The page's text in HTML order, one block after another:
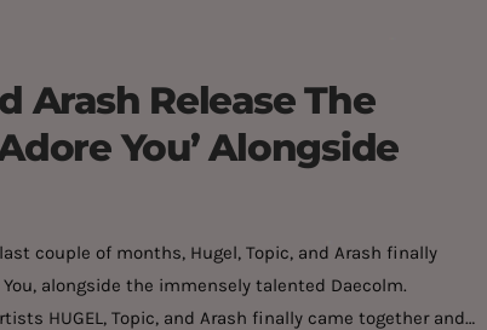
Arash Release The
You’ Alongside
couple of months, Hugel, Topic, and Arash finally
alongside the immensely talented Daecolm.
HUGEL, Topic, and Arash finally came together and